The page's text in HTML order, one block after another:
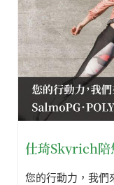
仕琦Skyrich陪
您的行動力，我們